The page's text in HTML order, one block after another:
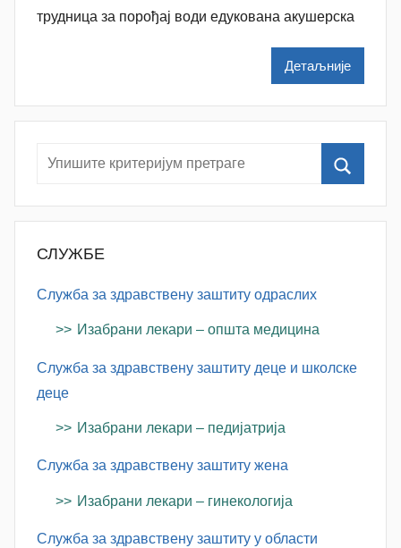
Š
u
o
c
трудница за порођај води едукована акушерска
Детаљније
СЛУЖБЕ
Служба за здравствену заштиту одраслих
Изабрани лекари – општа медицина
Служба за здравствену заштиту деце и школске
деце
Изабрани лекари – педијатрија
Служба за здравствену заштиту жена
Изабрани лекари – гинекологија
Служба за здравствену заштиту у области